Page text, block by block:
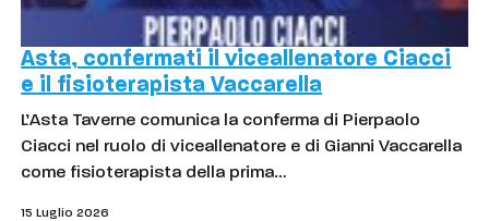
Asta, confermati il viceallenatore Ciacci
e il fisioterapista Vaccarella
L’Asta Taverne comunica la conferma di Pierpaolo
Ciacci nel ruolo di viceallenatore e di Gianni Vaccarella
come fisioterapista della prima…
15 Luglio 2026